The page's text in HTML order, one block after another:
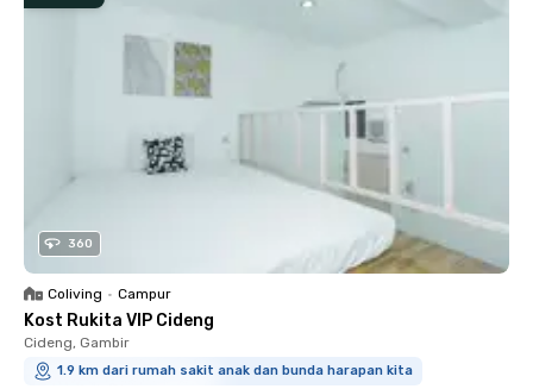
360
Coliving • Campur
Kost Rukita VIP Cideng
Cideng, Gambir
1.9 km dari rumah sakit anak dan bunda harapan kita